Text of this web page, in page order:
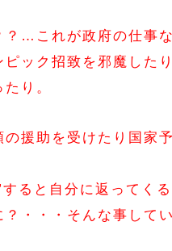
…これが政府の仕事
ック招致を邪魔した
り。
援助を受けたり国家
ると自分に返ってく
・・・そんな事して